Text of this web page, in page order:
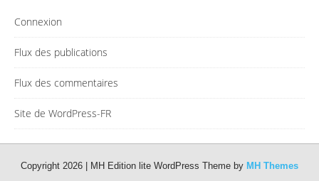
Connexion
Flux des publications
Flux des commentaires
Site de WordPress-FR
Copyright 2026 | MH Edition lite WordPress Theme by MH Themes